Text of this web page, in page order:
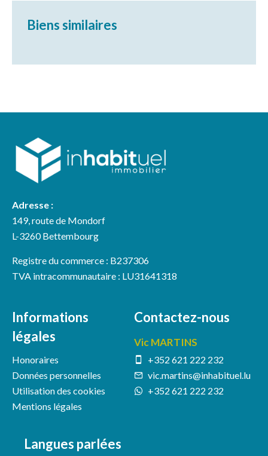
Biens similaires
Adresse :
149, route de Mondorf
L-3260 Bettembourg
Registre du commerce : B237306
TVA intracommunautaire : LU31641318
Informations
légales
Honoraires
Données personnelles
Utilisation des cookies
Mentions légales
Contactez-nous
Vic MARTINS
+352 621 222 232
vic.martins@inhabituel.lu
+352 621 222 232
Langues parlées